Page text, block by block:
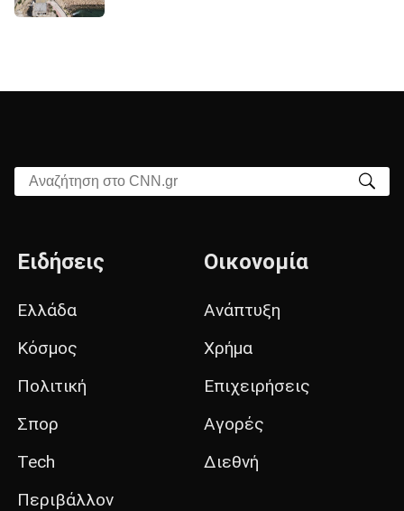
Αναζήτηση στο CNN.gr
Ειδήσεις
Ελλάδα
Κόσμος
Πολιτική
Σπορ
Tech
Περιβάλλον
Οικονομία
Ανάπτυξη
Χρήμα
Επιχειρήσεις
Αγορές
Διεθνή